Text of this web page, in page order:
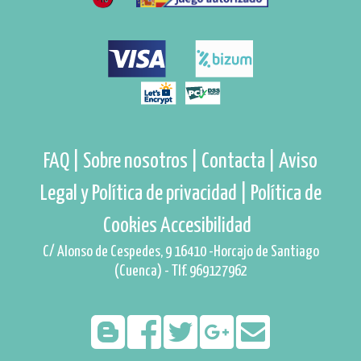
FAQ | Sobre nosotros | Contacta |
Aviso
Legal y Política de privacidad |
Política de
CookiesAccesibilidad
C/ Alonso de Cespedes, 9 16410 -Horcajo de Santiago
(Cuenca) - Tlf. 969127962